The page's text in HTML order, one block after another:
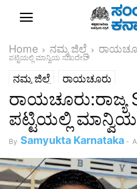
Home ನಮ್ಮ ಜಿಲ್ಲೆ
ಪಟ್ಟಿಯಲ್ಲಿ ಮಾನ್ವಿಯ ಸುಖದೇವ್
ನಮ್ಮ ಜಿಲ್ಲೆ ರಾಯಚೂರು
ರಾಯಚೂರು:ರಾಜ್ಯ
ಪಟ್ಟಿಯಲ್ಲಿ
By Samyukta Karnataka -